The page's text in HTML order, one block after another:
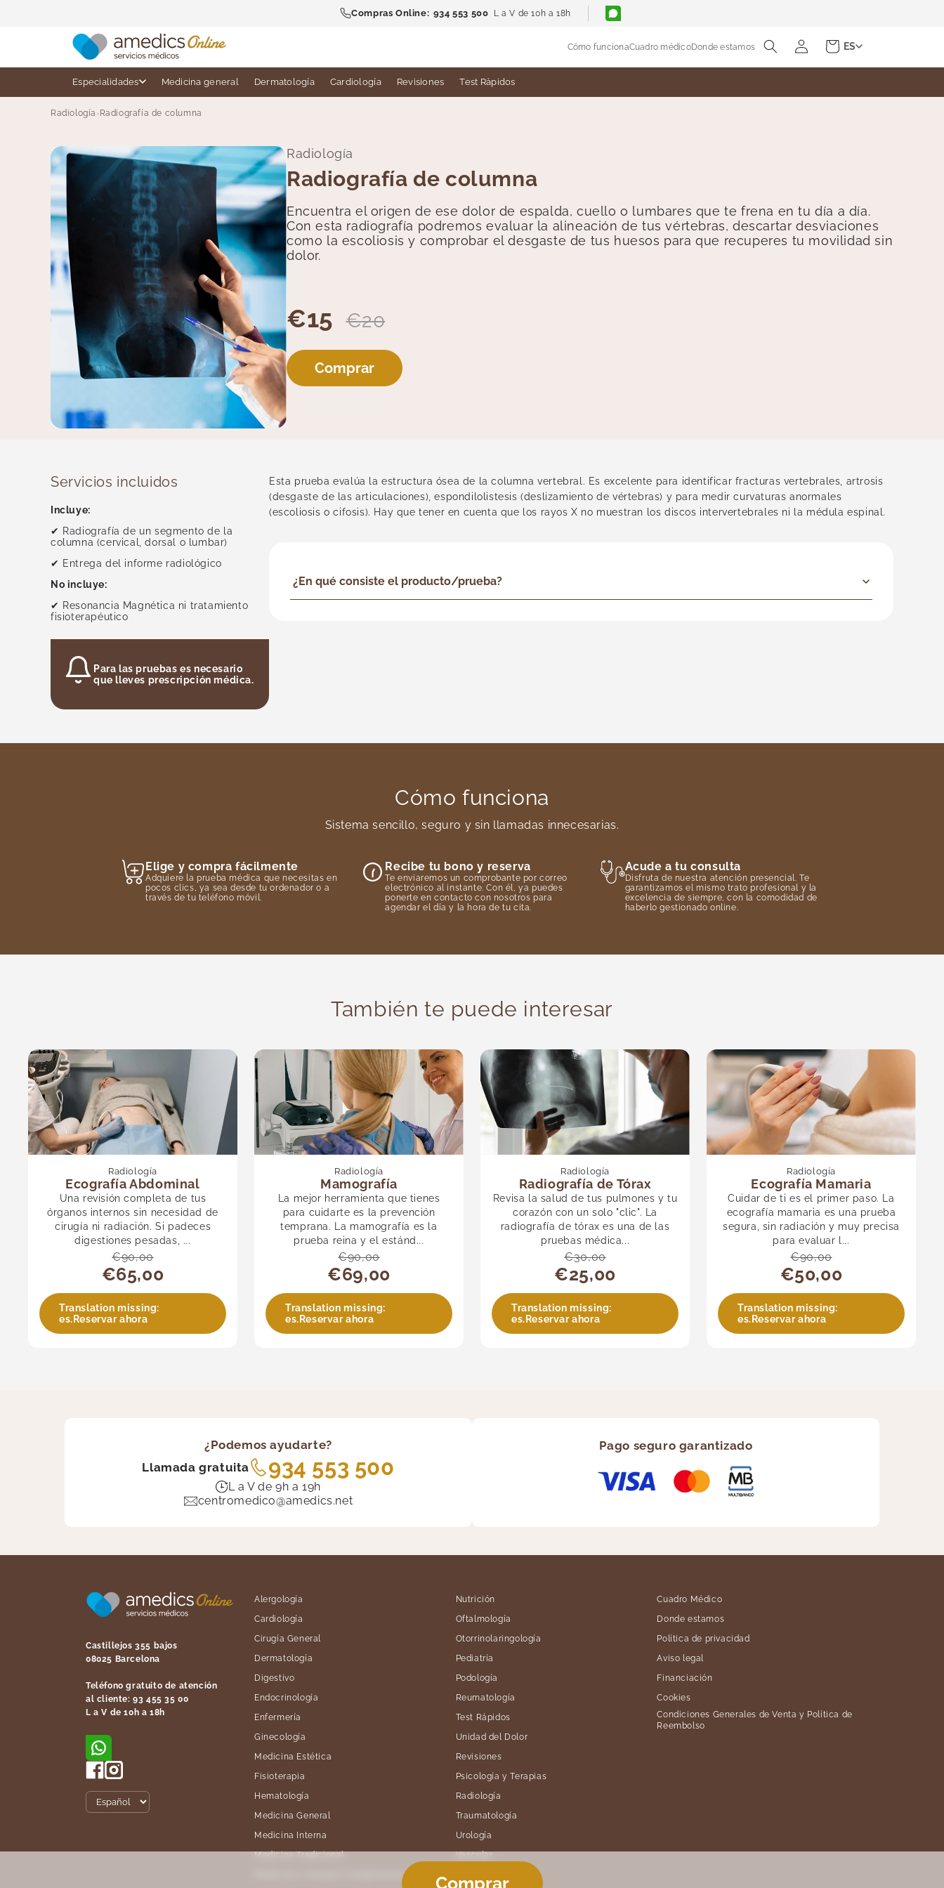
Compras Online: 934 553 500 L a V de 10h a 18h
Cómo funcionaCuadro médicoDonde estamos
Iniciar
sesión
CarritoES
Especialidades Medicina general Dermatología Cardiología Revisiones Test Ràpidos
Radiología › Radiografía de columna
Radiología
Radiografía de columna
Encuentra el origen de ese dolor de espalda, cuello o lumbares que te frena en tu día a día.
Con esta radiografía podremos evaluar la alineación de tus vértebras, descartar desviaciones
como la escoliosis y comprobar el desgaste de tus huesos para que recuperes tu movilidad sin
dolor.
€15 €20
Comprar
Comprar
Servicios incluidos
Incluye:
✔ Radiografía de un segmento de la
columna (cervical, dorsal o lumbar)
✔ Entrega del informe radiológico
No incluye:
✔ Resonancia Magnética ni tratamiento
fisioterapéutico
Para las pruebas es necesario
que lleves prescripción médica.
Esta prueba evalúa la estructura ósea de la columna vertebral. Es excelente para identificar fracturas vertebrales, artrosis
(desgaste de las articulaciones), espondilolistesis (deslizamiento de vértebras) y para medir curvaturas anormales
(escoliosis o cifosis). Hay que tener en cuenta que los rayos X no muestran los discos intervertebrales ni la médula espinal.
¿En qué consiste el producto/prueba?
Cómo funciona
Sistema sencillo, seguro y sin llamadas innecesarias.
Elige y compra fácilmente
Adquiere la prueba médica que necesitas en
pocos clics, ya sea desde tu ordenador o a
través de tu teléfono móvil.
Recibe tu bono y reserva
Te enviaremos un comprobante por correo
electrónico al instante. Con él, ya puedes
ponerte en contacto con nosotros para
agendar el día y la hora de tu cita.
Acude a tu consulta
Disfruta de nuestra atención presencial. Te
garantizamos el mismo trato profesional y la
excelencia de siempre, con la comodidad de
haberlo gestionado online.
También te puede interesar
Radiología
Ecografía Abdominal
Una revisión completa de tus
órganos internos sin necesidad de
cirugía ni radiación. Si padeces
digestiones pesadas, ...
€90,00
€65,00
Translation missing:
es.Reservar ahora
Radiología
Mamografía
La mejor herramienta que tienes
para cuidarte es la prevención
temprana. La mamografía es la
prueba reina y el estánd...
€90,00
€69,00
Translation missing:
es.Reservar ahora
Radiología
Radiografía de Tórax
Revisa la salud de tus pulmones y tu
corazón con un solo "clic". La
radiografía de tórax es una de las
pruebas médica...
€30,00
€25,00
Translation missing:
es.Reservar ahora
Radiología
Ecografía Mamaria
Cuidar de ti es el primer paso. La
ecografía mamaria es una prueba
segura, sin radiación y muy precisa
para evaluar l...
€90,00
€50,00
Translation missing:
es.Reservar ahora
¿Podemos ayudarte?
Llamada gratuita
934 553 500
L a V de 9h a 19h
centromedico@amedics.net
Pago seguro garantizado
Castillejos 355 bajos
08025 Barcelona
Teléfono gratuito de atención
al cliente: 93 455 35 00
L a V de 10h a 18h
Alergología
Cardiología
Cirugía General
Dermatología
Digestivo
Endocrinología
Enfermería
Ginecología
Medicina Estética
Fisioterapia
Hematología
Medicina General
Medicina Interna
Medicina Tradicional
Medicina y Terapias Complementarias
Nutrición
Oftalmología
Otorrinolaringología
Pediatría
Podología
Reumatología
Test Rápidos
Unidad del Dolor
Revisiones
Psicología y Terapias
Radiología
Traumatología
Urología
Vascular
Cuadro Médico
Donde estamos
Política de privacidad
Aviso legal
Financiación
Cookies
Condiciones Generales de Venta y Política de
Reembolso